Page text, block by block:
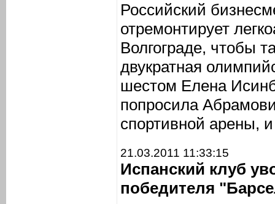
Российский
отремонтирует
Волгограде, чтобы
двукратная
шестом Елена
попросила
спортивной арены,
21.03.2011 11:33:15
Испанский клуб
победителя